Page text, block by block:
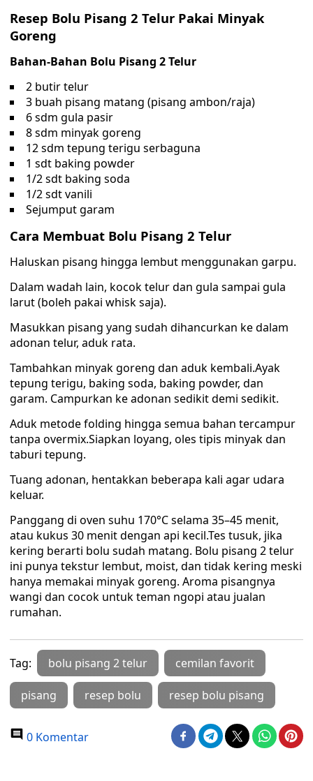
Resep Bolu Pisang 2 Telur Pakai Minyak
Goreng
Bahan-Bahan Bolu Pisang 2 Telur
2 butir telur
3 buah pisang matang (pisang ambon/raja)
6 sdm gula pasir
8 sdm minyak goreng
12 sdm tepung terigu serbaguna
1 sdt baking powder
1/2 sdt baking soda
1/2 sdt vanili
Sejumput garam
Cara Membuat Bolu Pisang 2 Telur
Haluskan pisang hingga lembut menggunakan garpu.
Dalam wadah lain, kocok telur dan gula sampai gula
larut (boleh pakai whisk saja).
Masukkan pisang yang sudah dihancurkan ke dalam
adonan telur, aduk rata.
Tambahkan minyak goreng dan aduk kembali.Ayak
tepung terigu, baking soda, baking powder, dan
garam. Campurkan ke adonan sedikit demi sedikit.
Aduk metode folding hingga semua bahan tercampur
tanpa overmix.Siapkan loyang, oles tipis minyak dan
taburi tepung.
Tuang adonan, hentakkan beberapa kali agar udara
keluar.
Panggang di oven suhu 170°C selama 35–45 menit,
atau kukus 30 menit dengan api kecil.Tes tusuk, jika
kering berarti bolu sudah matang. Bolu pisang 2 telur
ini punya tekstur lembut, moist, dan tidak kering meski
hanya memakai minyak goreng. Aroma pisangnya
wangi dan cocok untuk teman ngopi atau jualan
rumahan.
Tag: bolu pisang 2 telur cemilan favorit
pisang resep bolu resep bolu pisang
0 Komentar